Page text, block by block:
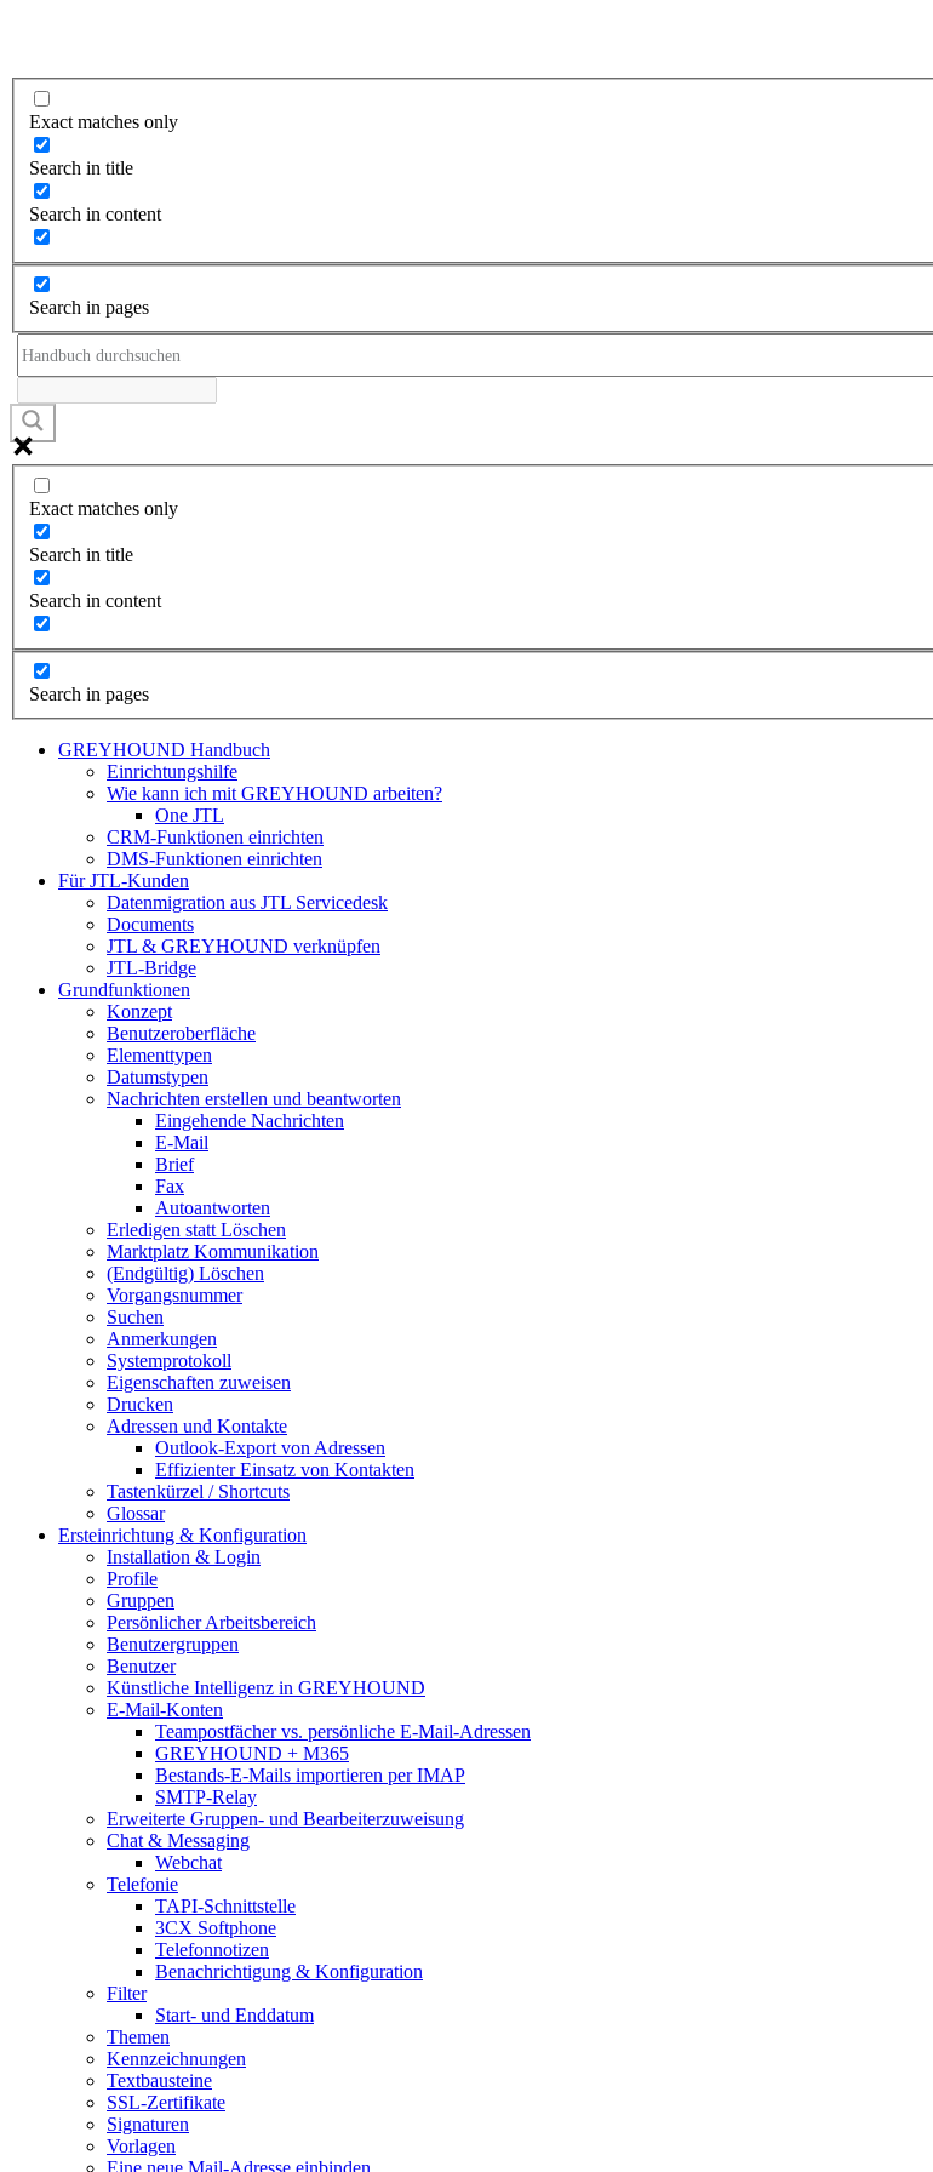
Exact matches only
Search in title
Search in content
Search in pages
Exact matches only
Search in title
Search in content
Search in pages
GREYHOUND Handbuch
Einrichtungshilfe
Wie kann ich mit GREYHOUND arbeiten?
One JTL
CRM-Funktionen einrichten
DMS-Funktionen einrichten
Für JTL-Kunden
Datenmigration aus JTL Servicedesk
Documents
JTL & GREYHOUND verknüpfen
JTL-Bridge
Grundfunktionen
Konzept
Benutzeroberfläche
Elementtypen
Datumstypen
Nachrichten erstellen und beantworten
Eingehende Nachrichten
E-Mail
Brief
Fax
Autoantworten
Erledigen statt Löschen
Marktplatz Kommunikation
(Endgültig) Löschen
Vorgangsnummer
Suchen
Anmerkungen
Systemprotokoll
Eigenschaften zuweisen
Drucken
Adressen und Kontakte
Outlook-Export von Adressen
Effizienter Einsatz von Kontakten
Tastenkürzel / Shortcuts
Glossar
Ersteinrichtung & Konfiguration
Installation & Login
Profile
Gruppen
Persönlicher Arbeitsbereich
Benutzergruppen
Benutzer
Künstliche Intelligenz in GREYHOUND
E-Mail-Konten
Teampostfächer vs. persönliche E-Mail-Adressen
GREYHOUND + M365
Bestands-E-Mails importieren per IMAP
SMTP-Relay
Erweiterte Gruppen- und Bearbeiterzuweisung
Chat & Messaging
Webchat
Telefonie
TAPI-Schnittstelle
3CX Softphone
Telefonnotizen
Benachrichtigung & Konfiguration
Filter
Start- und Enddatum
Themen
Kennzeichnungen
Textbausteine
SSL-Zertifikate
Signaturen
Vorlagen